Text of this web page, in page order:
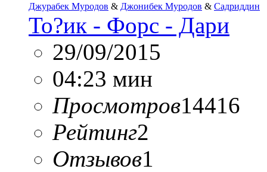
Джурабек Муродов & Джонибек Муродов & Садриддин
То?ик - Форс - Дари
29/09/2015
04:23 мин
Просмотров14416
Рейтинг2
Отзывов1